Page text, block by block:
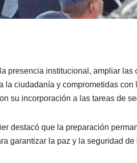
presencia institucional, ampliar las
ciudadanía y comprometidas
su incorporación a las tareas de
destacó que la preparación
garantizar la paz y la seguridad